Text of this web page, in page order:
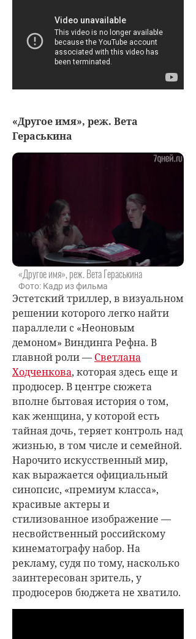
«Другое имя», реж. Вета
Гераськина
«Другое имя», реж. Вета Гераськина
Фото: Кадр из фильма
Эстетский триллер, в визуальном
решении которого легко найти
параллели с «Неоновым
демоном» Виндинга Рефна. В
главной роли — Светлана
Ходченкова, которая здесь еще и
продюсер. В центре сюжета
вполне бытовая история о том,
как женщина, у которой есть
тайная дочь, теряет контроль над
жизнью, в том числе и семейной.
Нарочито искусственный мир,
как выражается официальный
синопсис, «премиум класса»,
красивые актеры и
стилизованное изображение —
несвойственный российскому
кинематографу набор. На
рекламу, судя по тому, насколько
заинтересован зритель, у
продюсеров бюджета не хватило.